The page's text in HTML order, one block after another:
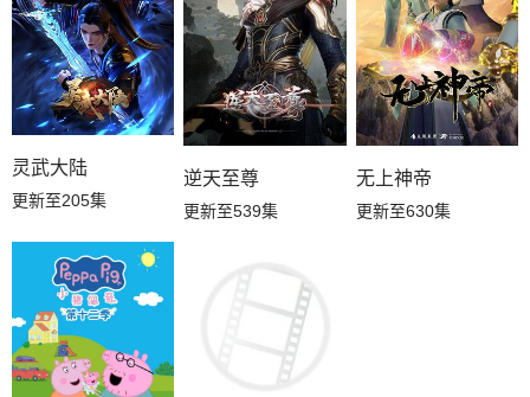
灵武大陆
更新至205集
逆天至尊
更新至539集
无上神帝
更新至630集